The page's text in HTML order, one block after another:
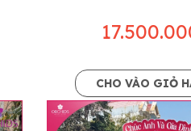
CHO VÀO GIỎ